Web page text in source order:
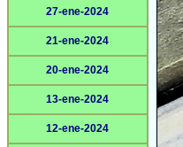
27-ene-2024
21-ene-2024
20-ene-2024
13-ene-2024
12-ene-2024